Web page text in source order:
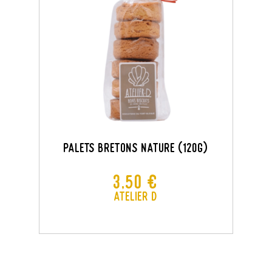
PALETS BRETONS NATURE (120G)
Prix
3,50 €
Atelier D